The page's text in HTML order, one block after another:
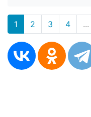
1 2 3 4 ...